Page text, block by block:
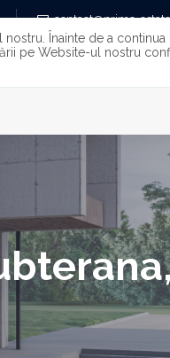
Înainte de a
pe Website-ul nostru
contact@prime-